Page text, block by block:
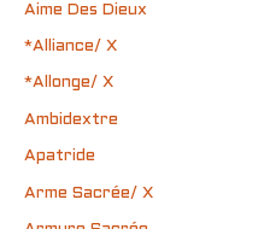
Aime Des Dieux
*Alliance/ X
*Allonge/ X
Ambidextre
Apatride
Arme Sacrée/ X